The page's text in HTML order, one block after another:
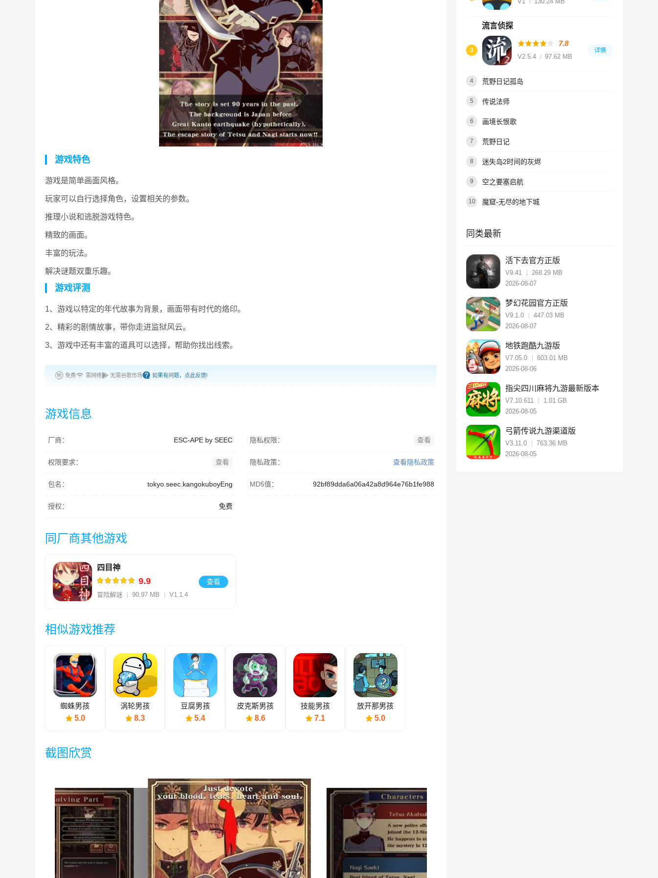
游戏特色
游戏是简单画面风格。
玩家可以自行选择角色，设置相关的参数。
推理小说和逃脱游戏特色。
精致的画面。
丰富的玩法。
解决谜题双重乐趣。
游戏评测
1、游戏以特定的年代故事为背景，画面带有时代的烙印。
2、精彩的剧情故事，带你走进监狱风云。
3、游戏中还有丰富的道具可以选择，帮助你找出线索。
免费 需网络 无需谷歌市场 如果有问题，点此反馈!
游戏信息
厂商： ESC-APE by SEEC 隐私权限： 查看
权限要求： 查看 隐私政策： 查看隐私政策
包名： tokyo.seec.kangokuboyEng MD5值： 92bf89dda6a06a42a8d964e76b1fe988
授权： 免费
同厂商其他游戏
四目神
9.9
冒险解谜 90.97 MB V1.1.4
查看
相似游戏推荐
蜘蛛男孩
5.0
涡轮男孩
8.3
豆腐男孩
5.4
皮克斯男孩
8.6
技能男孩
7.1
放开那男孩
5.0
截图欣赏
流言侦探
3
7.8
V2.5.4 97.62 MB
详情
4 荒野日记孤岛
5 传说法师
6 画境长恨歌
7 荒野日记
8 迷失岛2时间的灰烬
9 空之要塞启航
10 魔窟-无尽的地下城
同类最新
活下去官方正版
V9.41
268.29 MB
2026-08-07
梦幻花园官方正版
V9.1.0
447.03 MB
2026-08-07
地铁跑酷九游版
V7.05.0
603.01 MB
2026-08-06
指尖四川麻将九游最新版本
V7.10.611
1.01 GB
2026-08-05
弓箭传说九游渠道版
V3.11.0
763.36 MB
2026-08-05